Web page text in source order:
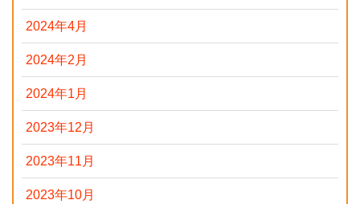
2024年4月
2024年2月
2024年1月
2023年12月
2023年11月
2023年10月